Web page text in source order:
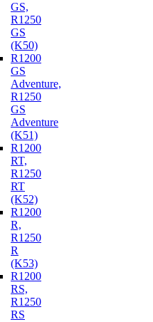
GS,
R1250
GS
(K50)
R1200
GS
Adventure,
R1250
GS
Adventure
(K51)
R1200
RT,
R1250
RT
(K52)
R1200
R,
R1250
R
(K53)
R1200
RS,
R1250
RS